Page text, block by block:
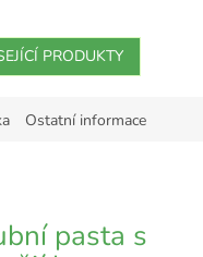
PRODUKTY
Ostatní informace
pasta s